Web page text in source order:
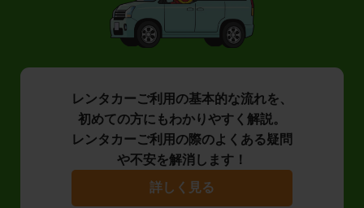
レンタカーご利用の基本的な流れを、
初めての方にもわかりやすく解説。
レンタカーご利用の際のよくある疑問
や不安を解消します！
詳しく見る